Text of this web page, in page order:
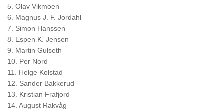
5. Olav Vikmoen
6. Magnus J. F. Jordahl
7. Simon Hanssen
8. Espen K. Jensen
9. Martin Gulseth
10. Per Nord
11. Helge Kolstad
12. Sander Bakkerud
13. Kristian Frafjord
14. August Rakvåg